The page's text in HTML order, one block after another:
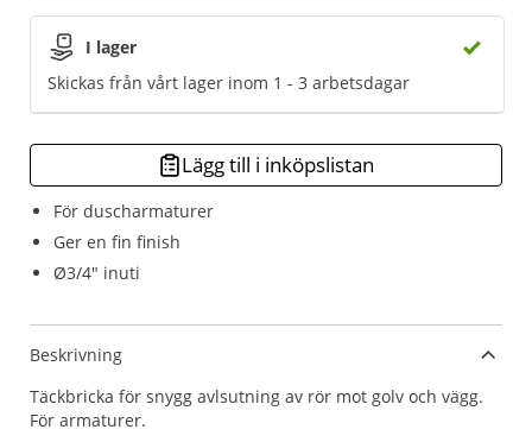
För duscharmaturer
Ger en fin finish
Ø3/4" inuti
I lager
Skickas från vårt lager inom 1 - 3 arbetsdagar
Lägg till i inköpslistan
Beskrivning
Täckbricka för snygg avlsutning av rör mot golv och vägg.
För armaturer.